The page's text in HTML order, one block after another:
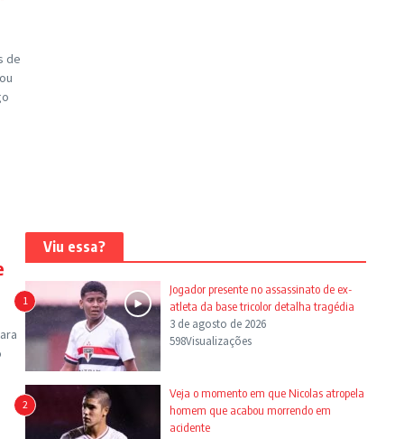
de
Viu essa?
1
Jogador presente no assassinato de ex-
atleta da base tricolor detalha tragédia
3 de agosto de 2026
598Visualizações
2
Veja o momento em que Nicolas atropela
homem que acabou morrendo em
acidente